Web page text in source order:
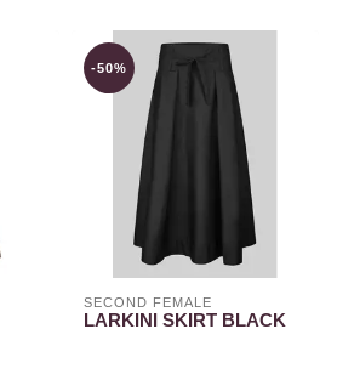
-50%
SECOND FEMALE
LARKINI SKIRT BLACK